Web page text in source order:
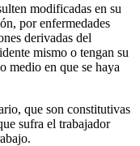
modificadas en su
por enfermedades
derivadas del
mismo o tengan su
medio en que se haya
que son constitutivas
sufra el trabajador